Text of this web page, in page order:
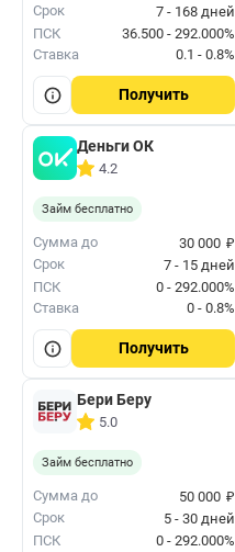
Срок
7 - 168 дней
ПСК
36.500 - 292.000%
Ставка
0.1 - 0.8%
Получить
Деньги ОК
4.2
Займ бесплатно
Сумма до 30 000 ₽
Срок
7 - 15 дней
ПСК
0 - 292.000%
Ставка
0 - 0.8%
Получить
Бери Беру
5.0
Займ бесплатно
Сумма до 50 000 ₽
Срок
5 - 30 дней
ПСК
0 - 292.000%